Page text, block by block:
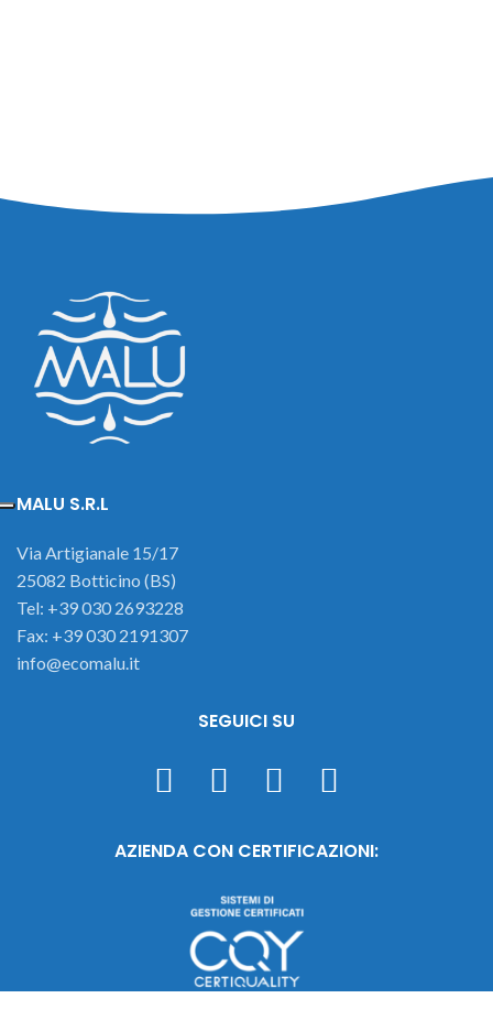
MALU S.R.L
Via Artigianale 15/17
25082 Botticino (BS)
Tel: +39 030 2693228
Fax: +39 030 2191307
info@ecomalu.it
SEGUICI SU
AZIENDA CON CERTIFICAZIONI: